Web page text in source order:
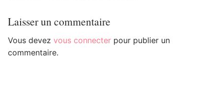
Laisser un commentaire
Vous devez vous connecter pour publier un
commentaire.